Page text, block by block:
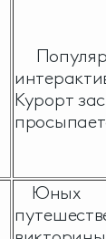
Курорт
Юных